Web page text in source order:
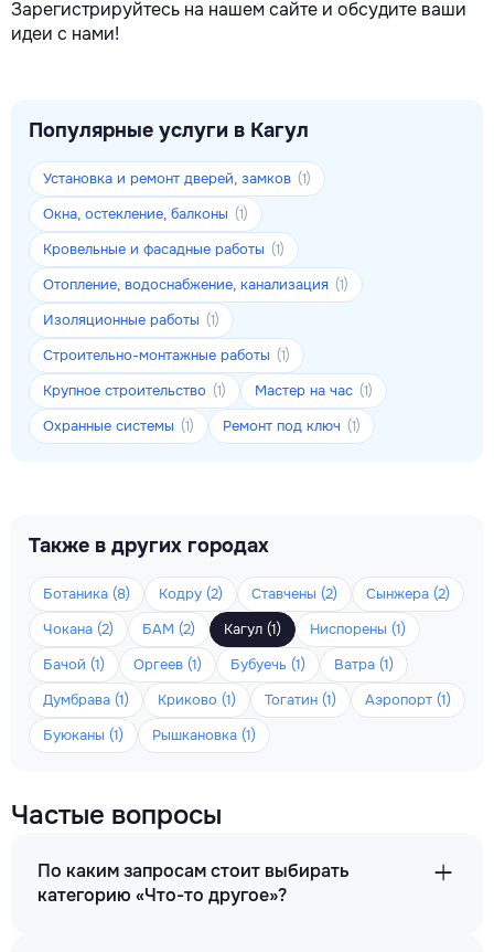
Зарегистрируйтесь на нашем сайте и обсудите ваши
идеи с нами!
Популярные услуги в Кагул
Установка и ремонт дверей, замков (1)
Окна, остекление, балконы (1)
Кровельные и фасадные работы (1)
Отопление, водоснабжение, канализация (1)
Изоляционные работы (1)
Строительно-монтажные работы (1)
Крупное строительство (1) Мастер на час (1)
Охранные системы (1) Ремонт под ключ (1)
Также в других городах
Ботаника (8) Кодру (2) Ставчены (2)
Сынжера (2)
Чокана (2)
БАМ (2) Кагул (1)
Ниспорены (1)
Бачой (1)
Оргеев (1) Бубуечь (1)
Ватра (1)
Думбрава (1)
Криково (1) Тогатин (1)
Аэропорт (1)
Буюканы (1)
Рышкановка (1)
Частые вопросы
По каким запросам стоит выбирать
категорию «Что-то другое»?